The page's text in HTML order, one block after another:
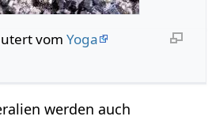
- erläutert vom Yoga
werden auch